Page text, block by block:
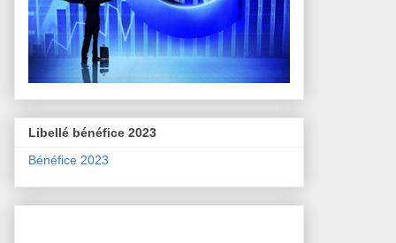
Libellé bénéfice 2023
Bénéfice 2023